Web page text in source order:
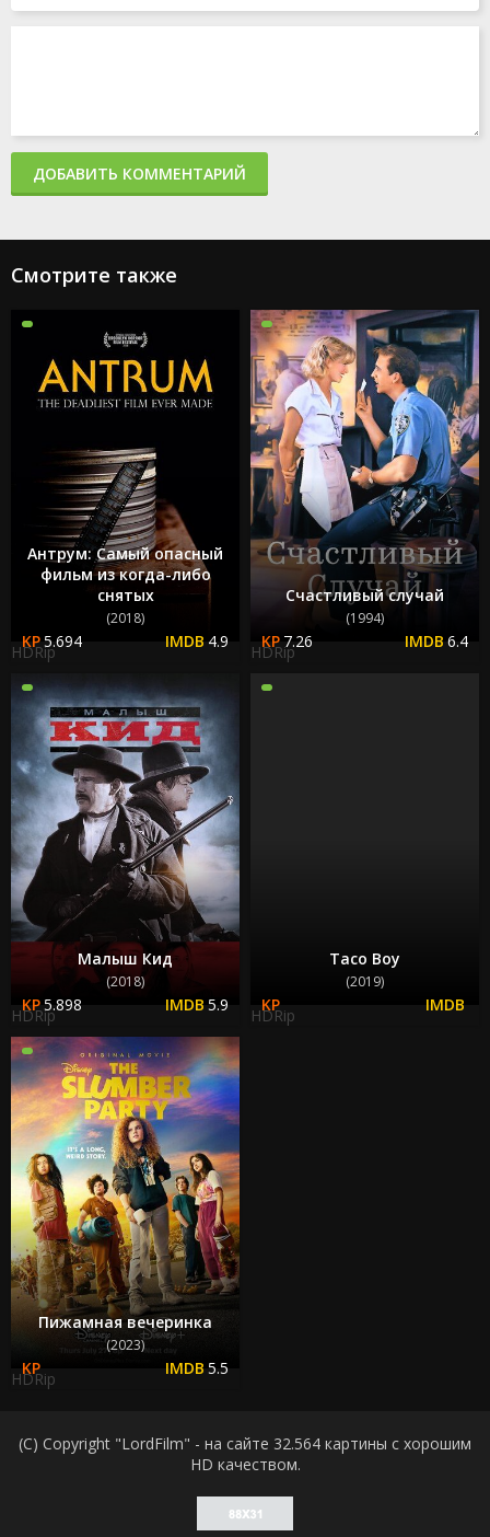
ДОБАВИТЬ КОММЕНТАРИЙ
Смотрите также
Антрум: Самый опасный
фильм из когда-либо
снятых
(2018)
5.694 4.9
HDRip
Счастливый случай
(1994)
7.26 6.4
HDRip
Малыш Кид
(2018)
5.898 5.9
HDRip
Taco Boy
(2019)
HDRip
Пижамная вечеринка
(2023)
5.5
HDRip
(C) Copyright "LordFilm" - на сайте 32.564 картины с хорошим
HD качеством.